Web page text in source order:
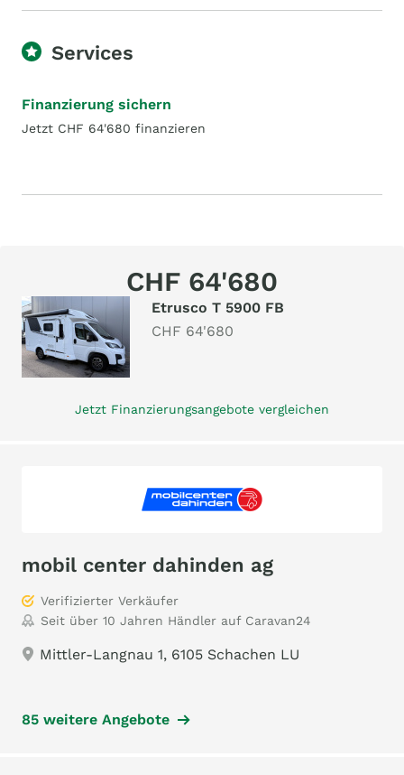
Services
Finanzierung sichern
Jetzt CHF 64'680 finanzieren
CHF 64'680
Etrusco T 5900 FB
CHF 64'680
Jetzt Finanzierungsangebote vergleichen
mobil center dahinden ag
Verifizierter Verkäufer
Seit über 10 Jahren Händler auf Caravan24
Mittler-Langnau 1, 6105 Schachen LU
85 weitere Angebote